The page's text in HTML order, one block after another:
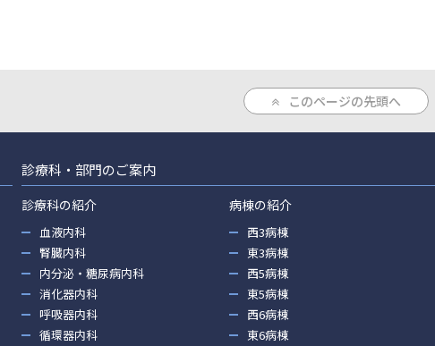
このページの先頭へ
診療科・部門のご案内
診療科の紹介
血液内科
腎臓内科
内分泌・糖尿病内科
消化器内科
呼吸器内科
循環器内科
病棟の紹介
西3病棟
東3病棟
西5病棟
東5病棟
西6病棟
東6病棟